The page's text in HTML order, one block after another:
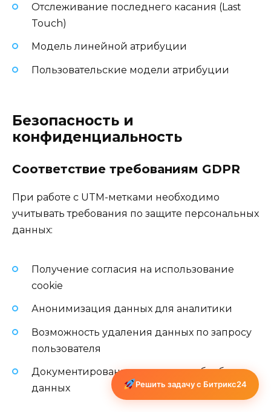
Отслеживание последнего касания (Last
Touch)
Модель линейной атрибуции
Пользовательские модели атрибуции
Безопасность и
конфиденциальность
Соответствие требованиям GDPR
При работе с UTM-метками необходимо
учитывать требования по защите персональных
данных:
Получение согласия на использование
cookie
Анонимизация данных для аналитики
Возможность удаления данных по запросу
пользователя
Документирование процессов обработки
данных
Решить задачу с Битрикс24